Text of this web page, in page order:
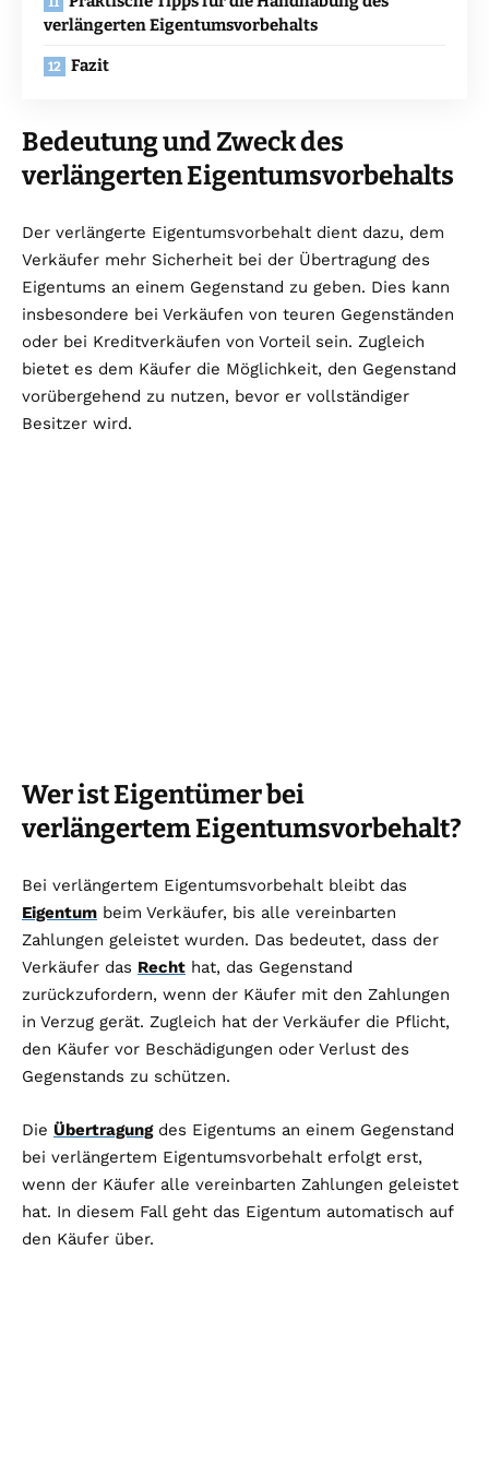
verlängerten Eigentumsvorbehalts
Fazit
Bedeutung und Zweck des
verlängerten Eigentumsvorbehalts
Der verlängerte Eigentumsvorbehalt dient dazu, dem
Verkäufer mehr Sicherheit bei der Übertragung des
Eigentums an einem Gegenstand zu geben. Dies kann
insbesondere bei Verkäufen von teuren Gegenständen
oder bei Kreditverkäufen von Vorteil sein. Zugleich
bietet es dem Käufer die Möglichkeit, den Gegenstand
vorübergehend zu nutzen, bevor er vollständiger
Besitzer wird.
Wer ist Eigentümer bei
verlängertem Eigentumsvorbehalt?
Bei verlängertem Eigentumsvorbehalt bleibt das
Eigentum beim Verkäufer, bis alle vereinbarten
Zahlungen geleistet wurden. Das bedeutet, dass der
Verkäufer das Recht hat, das Gegenstand
zurückzufordern, wenn der Käufer mit den Zahlungen
in Verzug gerät. Zugleich hat der Verkäufer die Pflicht,
den Käufer vor Beschädigungen oder Verlust des
Gegenstands zu schützen.
Die Übertragungdes Eigentums an einem Gegenstand
bei verlängertem Eigentumsvorbehalt erfolgt erst,
wenn der Käufer alle vereinbarten Zahlungen geleistet
hat. In diesem Fall geht das Eigentum automatisch auf
den Käufer über.